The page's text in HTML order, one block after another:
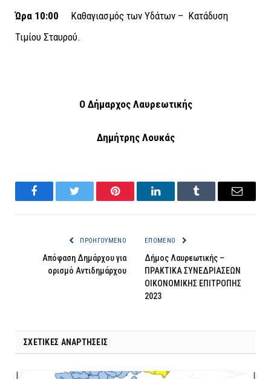
Ώρα 10:00 Καθαγιασμός των Υδάτων – Κατάδυση
Τιμίου Σταυρού.
Ο Δήμαρχος Λαυρεωτικής
Δημήτρης Λουκάς
FacebookTwitter Pinterest LinkedInTumblr Email
ΠΡΟΗΓΟΎΜΕΝΟ
Απόφαση Δημάρχου για
ορισμό Αντιδημάρχου
ΕΠΌΜΕΝΟ
Δήμος Λαυρεωτικής –
ΠΡΑΚΤΙΚΑ ΣΥΝΕΔΡΙΑΣΕΩΝ
ΟΙΚΟΝΟΜΙΚΗΣ ΕΠΙΤΡΟΠΗΣ
2023
ΣΧΕΤΙΚΈΣ ΑΝΑΡΤΉΣΕΙΣ